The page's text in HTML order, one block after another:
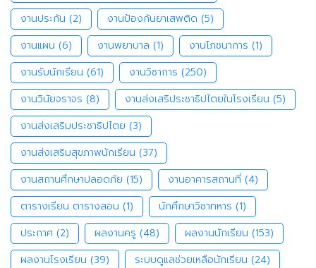
งานประกัน (2) งานป้องกันยาเสพติด (5)
งานแผน (6) งานพยาบาล (1) งานโภชนาการ (1)
งานรับนักเรียน (61) งานวิชาการ (250)
งานวินัยจราจร (8) งานส่งเสริประชาธิปไตยในโรงเรียน (5)
งานส่งเสริมประชาธิปไตย (3)
งานส่งเสริมสุขภาพนักเรียน (37)
งานสถานศึกษาปลอดภัย (15) งานอาคารสถานที่ (4)
ตารางเรียน ตารางสอน (1) นักศึกษาวิชาทหาร (1)
ประกาศ (2) ผลงานครู (48) ผลงานนักเรียน (153)
ผลงานโรงเรียน (39) ระบบดูแลช่วยเหลือนักเรียน (24)